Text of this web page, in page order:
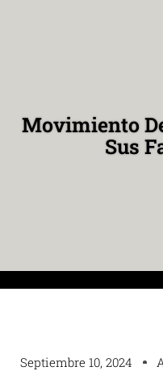
Movimiento
Sus
Septiembre 10, 2024